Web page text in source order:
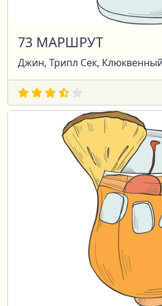
73 МАРШРУТ
Джин, Трипл Сек,